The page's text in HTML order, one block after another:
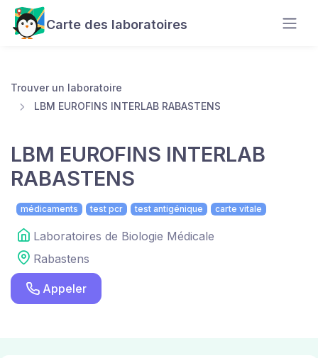
Carte des laboratoires
Trouver un laboratoire
LBM EUROFINS INTERLAB RABASTENS
LBM EUROFINS INTERLAB
RABASTENS
médicaments test pcr test antigénique carte vitale
Laboratoires de Biologie Médicale
Rabastens
Appeler